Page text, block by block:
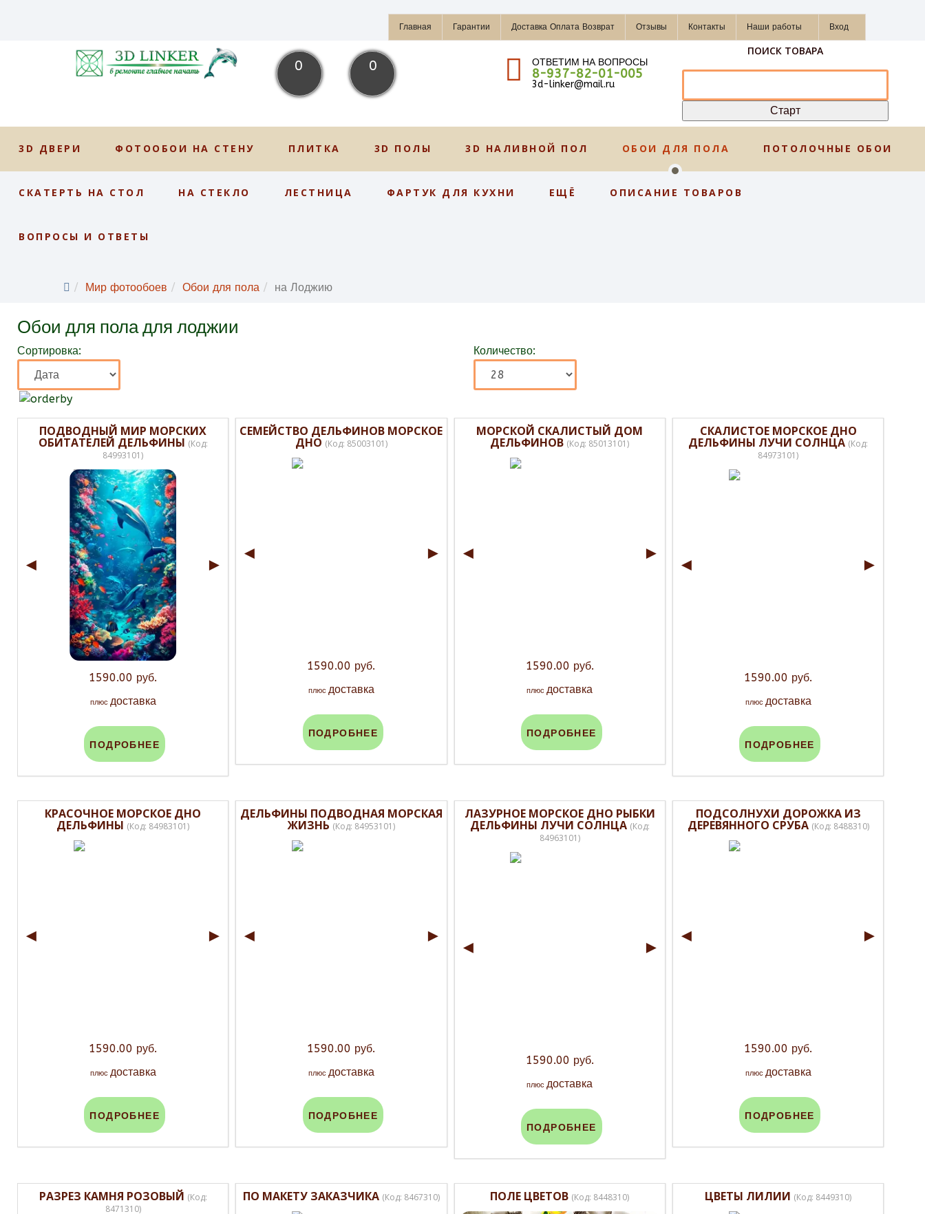
Главная Гарантии Доставка Оплата Возврат Отзывы Контакты Наши работы Вход
0 0 ОТВЕТИМ НА ВОПРОСЫ
8-937-82-01-005
3d-linker@mail.ru
ПОИСК ТОВАРА
3D ДВЕРИ ФОТООБОИ НА СТЕНУ ПЛИТКА 3D ПОЛЫ 3D НАЛИВНОЙ ПОЛ ОБОИ ДЛЯ ПОЛА ПОТОЛОЧНЫЕ ОБОИ
СКАТЕРТЬ НА СТОЛ НА СТЕКЛО ЛЕСТНИЦА ФАРТУК ДЛЯ КУХНИ ЕЩЁ ОПИСАНИЕ ТОВАРОВ
ВОПРОСЫ И ОТВЕТЫ
Мир фотообоев Обои для пола на Лоджию
Обои для пола для лоджии
Сортировка: Количество:
ПОДВОДНЫЙ МИР МОРСКИХ
ОБИТАТЕЛЕЙ ДЕЛЬФИНЫ (Код:
84993101)
◄ ►
1590.00 руб.
плюс доставка
ПОДРОБНЕЕ
СЕМЕЙСТВО ДЕЛЬФИНОВ МОРСКОЕ
ДНО (Код: 85003101)
◄ ►
1590.00 руб.
плюс доставка
ПОДРОБНЕЕ
МОРСКОЙ СКАЛИСТЫЙ ДОМ
ДЕЛЬФИНОВ (Код: 85013101)
◄ ►
1590.00 руб.
плюсдоставка
ПОДРОБНЕЕ
СКАЛИСТОЕ МОРСКОЕ ДНО
ДЕЛЬФИНЫ ЛУЧИ СОЛНЦА (Код:
84973101)
◄ ►
1590.00 руб.
плюс доставка
ПОДРОБНЕЕ
КРАСОЧНОЕ МОРСКОЕ ДНО
ДЕЛЬФИНЫ (Код: 84983101)
◄ ►
1590.00 руб.
плюс доставка
ПОДРОБНЕЕ
ДЕЛЬФИНЫ ПОДВОДНАЯ МОРСКАЯ
ЖИЗНЬ (Код: 84953101)
◄ ►
1590.00 руб.
плюс доставка
ПОДРОБНЕЕ
ЛАЗУРНОЕ МОРСКОЕ ДНО РЫБКИ
ДЕЛЬФИНЫ ЛУЧИ СОЛНЦА (Код:
84963101)
◄ ►
1590.00 руб.
плюсдоставка
ПОДРОБНЕЕ
ПОДСОЛНУХИ ДОРОЖКА ИЗ
ДЕРЕВЯННОГО СРУБА (Код: 8488310)
◄ ►
1590.00 руб.
плюс доставка
ПОДРОБНЕЕ
РАЗРЕЗ КАМНЯ РОЗОВЫЙ (Код:
8471310)
ПО МАКЕТУ ЗАКАЗЧИКА (Код: 8467310) ПОЛЕ ЦВЕТОВ (Код: 8448310) ЦВЕТЫ ЛИЛИИ (Код: 8449310)